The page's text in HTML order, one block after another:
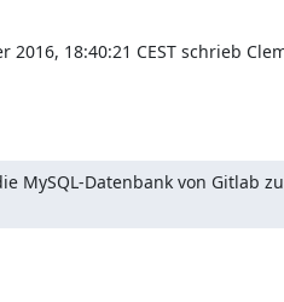
18:40:21 CEST schrieb
MySQL-Datenbank von Gitlab zu